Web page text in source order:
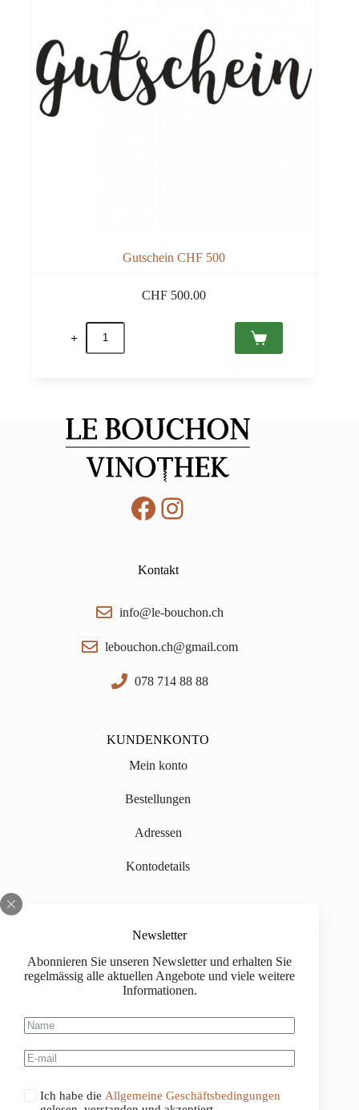
Newsletter
Abonnieren Sie unseren Newsletter und erhalten Sie
regelmässig alle aktuellen Angebote und viele weitere
Informationen.
Ich habe die Allgemeine Geschäftsbedingungen
Gutschein CHF 500
CHF 500.00
Gutschein
CHF
500
Facebook
Instagram
Kontakt
info@le-bouchon.ch
lebouchon.ch@gmail.com
078 714 88 88
KUNDENKONTO
Mein konto
Bestellungen
Adressen
Kontodetails
Impressum
Versand
Kaufinformationen